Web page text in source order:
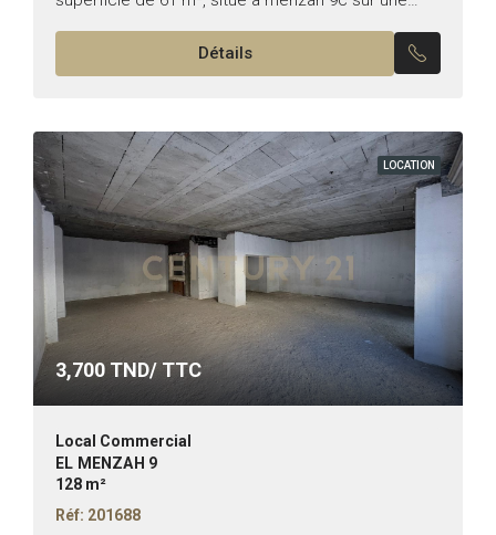
artère principale , offrant une excellente visibilité
Détails
LOCATION
3,700 TND/ TTC
Local Commercial
EL MENZAH 9
128 m²
Réf: 201688